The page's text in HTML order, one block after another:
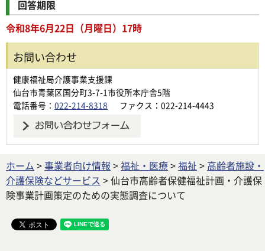
回答期限
令和8年6月22日（月曜日）17時
お問い合わせ
健康福祉局介護事業支援課
仙台市青葉区国分町3-7-1市役所本庁舎5階
電話番号： 022-214-8318 ファクス：022-214-4443
ホーム >事業者向け情報 >福祉・医療>福祉 > 高齢者施設・
介護保険などサービス > 仙台市高齢者保健福祉計画・介護保
険事業計画策定のための実態調査について